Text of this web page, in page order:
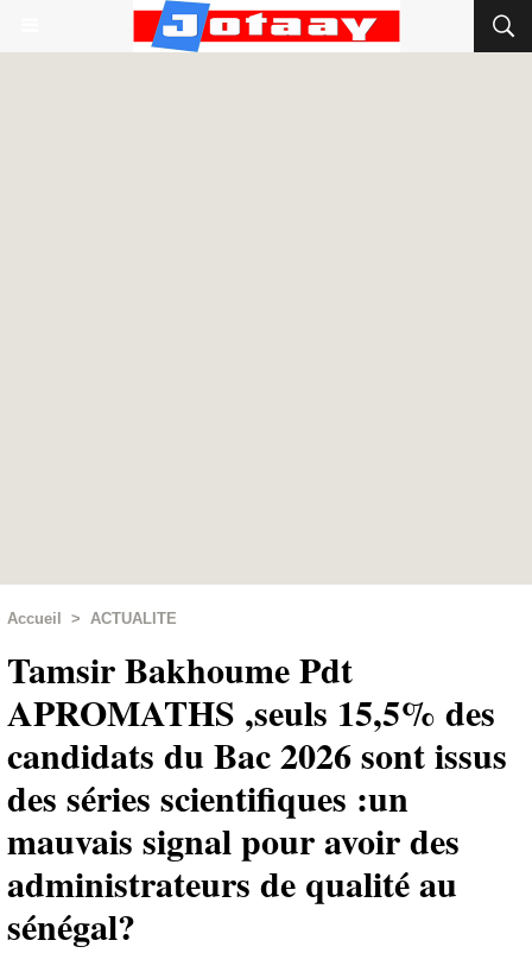
Accueil > ACTUALITE
Tamsir Bakhoume Pdt
APROMATHS ,seuls 15,5% des
candidats du Bac 2026 sont issus
des séries scientifiques :un
mauvais signal pour avoir des
administrateurs de qualité au
sénégal?